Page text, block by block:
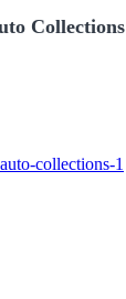
Collections